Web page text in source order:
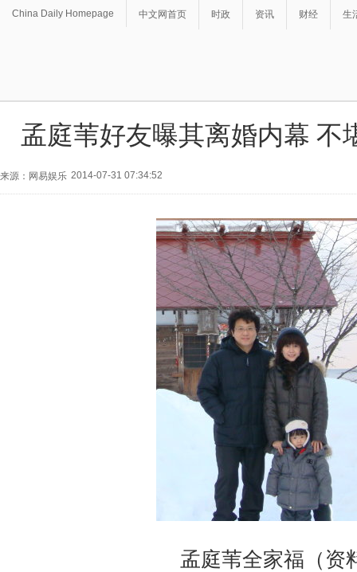
China Daily Homepage 中文网首页 时政 资讯 财经 生
孟庭苇好友曝其离婚内幕 不
来源：网易娱乐 2014-07-31 07:34:52
孟庭苇全家福（资